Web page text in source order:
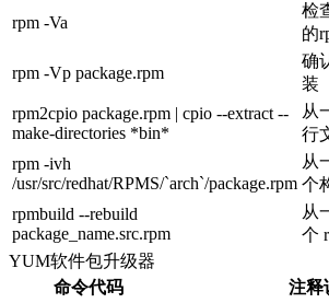
rpm -Va
检
的
rpm -Vp package.rpm
确
装
rpm2cpio package.rpm | cpio --extract --
make-directories *bin*
从
行
rpm -ivh
/usr/src/redhat/RPMS/`arch`/package.rpm
从
个
rpmbuild --rebuild
package_name.src.rpm
从
个
YUM软件包升级器
命令代码
注释